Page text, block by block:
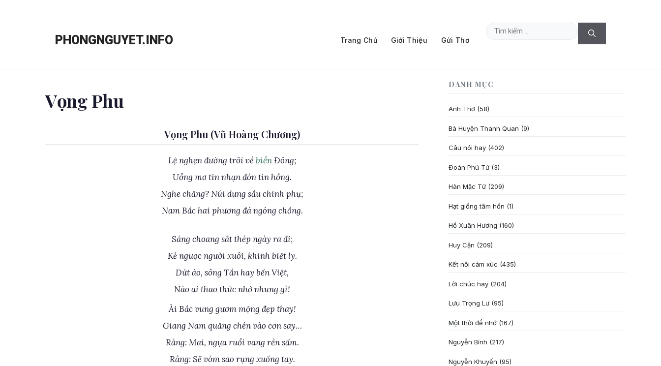
PHONGNGUYET.INFO Trang Chủ Giới Thiệu Gửi Thơ
Tìm
Vọng Phu
Vọng Phu (Vũ Hoàng Chương)
Lệ nghẹn đường trôi vềbiểnĐông;
Uổng mơ tin nhạn đón tin hồng.
Nghe chăng? Núi dựng sầu chinh phụ;
Nam Bắc hai phương đá ngóng chồng.
Sáng choang sắt thép ngày ra đi;
Kẻ ngược người xuôi, khinh biệt ly.
Dứt áo, sông Tần hay bến Việt,
Nào ai thao thức nhớ nhung gì!
Ải Bắc vung gươm mộng đẹp thay!
Giang Nam quăng chén vào cơn say…
Rằng: Mai, ngựa ruổi vang rền sấm.
Rằng: Sẽ vòm sao rụng xuống tay.
DANH MỤC
Anh Thơ (58)
Bà Huyện Thanh Quan (9)
Câu nói hay (402)
Đoàn Phú Tứ (3)
Hàn Mặc Tử (209)
Hạt giống tâm hồn (1)
Hồ Xuân Hương (160)
Huy Cận (209)
Kết nối cảm xúc (435)
Lời chúc hay (204)
Lưu Trọng Lư (95)
Một thời để nhớ (167)
Nguyễn Bính (217)
Nguyễn Khuyến (95)